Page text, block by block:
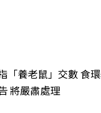
「養老鼠」交數 食
將嚴肅處理